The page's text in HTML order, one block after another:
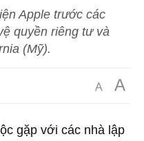
Apple trước các
quyền riêng tư và
(Mỹ).
A A
gặp với các nhà lập